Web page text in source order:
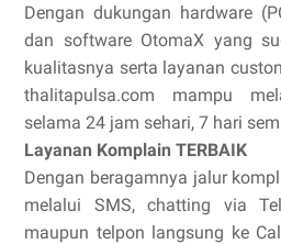
Dengan dukungan hardware
dan software OtomaX yang
kualitasnya serta layanan
thalitapulsa.com mampu
selama 24 jam sehari, 7 hari
Layanan Komplain TERBAIK
Dengan beragamnya jalur
melalui SMS, chatting via
maupun telpon langsung ke